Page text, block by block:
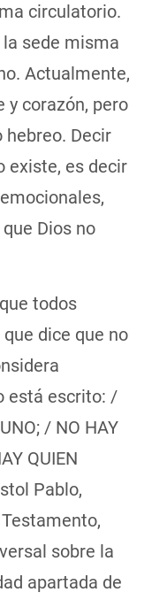
circulatorio.
sede misma
Actualmente,
corazón, pero
hebreo. Decir
existe, es decir
Dios no
todos
dice que no
está escrito: /
/ NO HAY
QUIEN
Pablo,
sobre la
apartada de